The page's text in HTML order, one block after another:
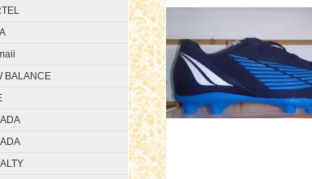
BALANCE